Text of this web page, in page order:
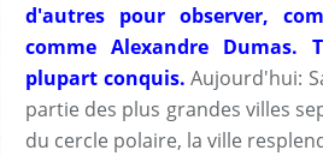
d'autres pour observer,
comme Alexandre Dumas.
plupart conquis. Aujourd'hui:
partie des plus grandes villes
du cercle polaire, la ville